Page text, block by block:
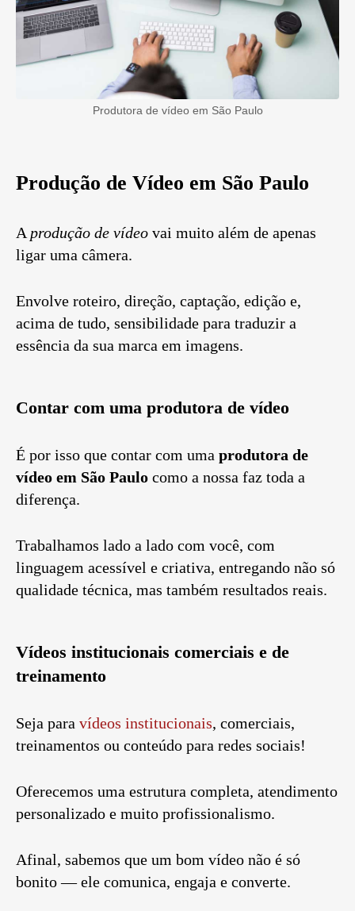
Produtora de vídeo em São Paulo
Produção de Vídeo em São Paulo
A produção de vídeo vai muito além de apenas
ligar uma câmera.
Envolve roteiro, direção, captação, edição e,
acima de tudo, sensibilidade para traduzir a
essência da sua marca em imagens.
Contar com uma produtora de vídeo
É por isso que contar com uma produtora de
vídeo em São Paulo como a nossa faz toda a
diferença.
Trabalhamos lado a lado com você, com
linguagem acessível e criativa, entregando não só
qualidade técnica, mas também resultados reais.
Vídeos institucionais comerciais e de
treinamento
Seja para vídeos institucionais, comerciais,
treinamentos ou conteúdo para redes sociais!
Oferecemos uma estrutura completa, atendimento
personalizado e muito profissionalismo.
Afinal, sabemos que um bom vídeo não é só
bonito — ele comunica, engaja e converte.